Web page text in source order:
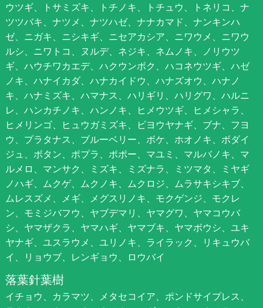
ウツギ、トサミズキ、トチノキ、トチュウ、トネリコ、ナ
ツツバキ、ナツメ、ナツハゼ、ナナカマド、ナンキンハ
ゼ、ニガキ、ニシキギ、ニセアカシア、ニワウメ、ニワウ
ルシ、ニワトコ、ヌルデ、ネジキ、ネムノキ、ノリウツ
ギ、ハウチワカエデ、ハクウンボク、ハコネウツギ、ハゼ
ノキ、ハナイカダ、ハナカイドウ、ハナズオウ、ハナノ
キ、ハナミズキ、ハマナス、ハリギリ、ハリグワ、ハルニ
レ、ハンカチノキ、ハンノキ、ヒメウツギ、ヒメシャラ、
ヒメリンゴ、ヒュウガミズキ、ビヨウヤナギ、ブナ、フヨ
ウ、プラタナス、ブルーベリー、ボケ、ホオノキ、ボダイ
ジュ、ボタン、ポプラ、ポポー、マユミ、マルバノキ、マ
ルメロ、マンサク、ミズキ、ミズナラ、ミツマタ、ミヤギ
ノハギ、ムクゲ、ムクノキ、ムクロジ、ムラサキシキブ、
ムレスズメ、メギ、メグスリノキ、モクゲンジ、モクレ
ン、モミジバフウ、ヤブデマリ、ヤマグワ、ヤマコウバ
シ、ヤマザクラ、ヤマハギ、ヤマブキ、ヤマボウシ、ユキ
ヤナギ、ユスラウメ、ユリノキ、ライラック、リキュウバ
イ、リョウブ、レンギョウ、ロウバイ
落葉針葉樹
イチョウ、カラマツ、メタセコイア、ポンドサイプレス、